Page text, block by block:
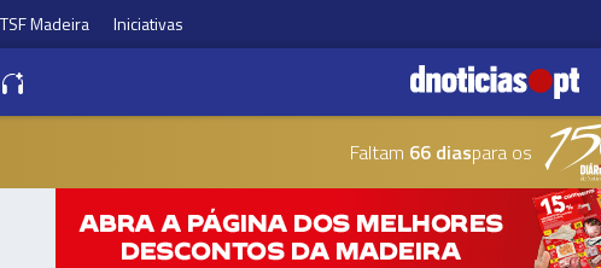
TSF Madeira Iniciativas
Faltam 66 diaspara os